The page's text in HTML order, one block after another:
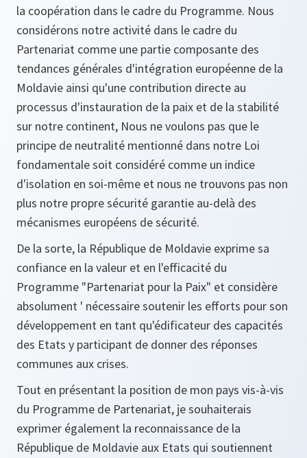
la coopération dans le cadre du Programme. Nous
considérons notre activité dans le cadre du
Partenariat comme une partie composante des
tendances générales d'intégration européenne de la
Moldavie ainsi qu'une contribution directe au
processus d'instauration de la paix et de la stabilité
sur notre continent, Nous ne voulons pas que le
principe de neutralité mentionné dans notre Loi
fondamentale soit considéré comme un indice
d'isolation en soi-même et nous ne trouvons pas non
plus notre propre sécurité garantie au-delà des
mécanismes européens de sécurité.
De la sorte, la République de Moldavie exprime sa
confiance en la valeur et en l'efficacité du
Programme "Partenariat pour la Paix" et considère
absolument ' nécessaire soutenir les efforts pour son
développement en tant qu'édificateur des capacités
des Etats y participant de donner des réponses
communes aux crises.
Tout en présentant la position de mon pays vis-à-vis
du Programme de Partenariat, je souhaiterais
exprimer également la reconnaissance de la
République de Moldavie aux Etats qui soutiennent